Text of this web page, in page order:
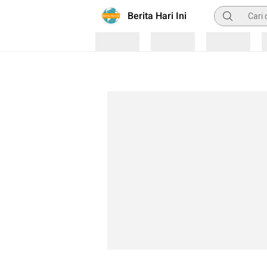
Berita Hari Ini Pencarian